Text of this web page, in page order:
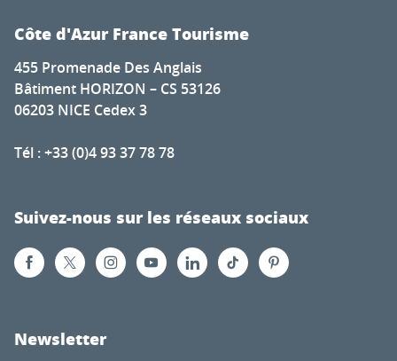
Côte d'Azur France Tourisme
455 Promenade Des Anglais
Bâtiment HORIZON – CS 53126
06203 NICE Cedex 3
Tél : +33 (0)4 93 37 78 78
Suivez-nous sur les réseaux sociaux
Newsletter